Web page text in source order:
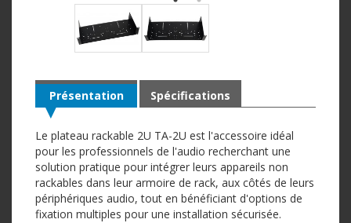
Présentation
Le plateau rackable 2U TA-2U est l'accessoire idéal
pour les professionnels de l'audio recherchant une
solution pratique pour intégrer leurs appareils non
rackables dans leur armoire de rack, aux côtés de leurs
périphériques audio, tout en bénéficiant d'options de
fixation multiples pour une installation sécurisée.
Spécifications